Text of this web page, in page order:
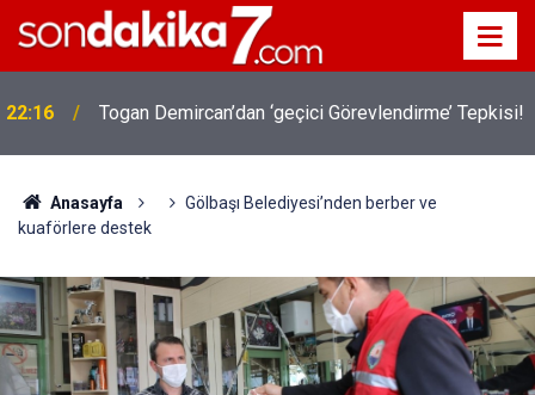
22:16 Togan Demircan’dan ‘geçici Görevlendirme’ Tepkisi!
Anasayfa
Gölbaşı Belediyesi’nden berber ve
kuaförlere destek